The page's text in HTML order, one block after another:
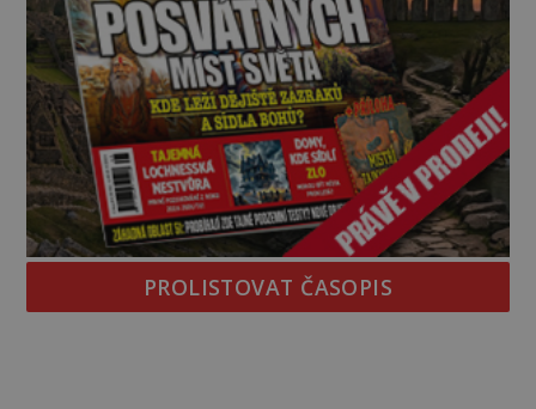
PROLISTOVAT ČASOPIS